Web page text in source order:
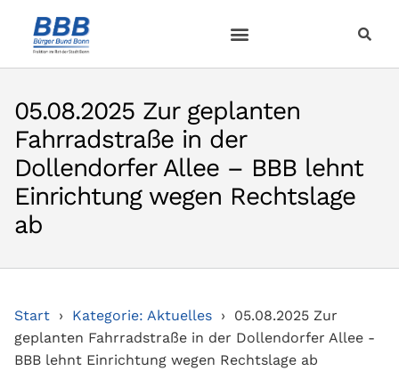
05.08.2025 Zur geplanten
Fahrradstraße in der
Dollendorfer Allee – BBB lehnt
Einrichtung wegen Rechtslage
ab
Start Kategorie: Aktuelles
05.08.2025 Zur
geplanten Fahrradstraße in der Dollendorfer Allee -
BBB lehnt Einrichtung wegen Rechtslage ab